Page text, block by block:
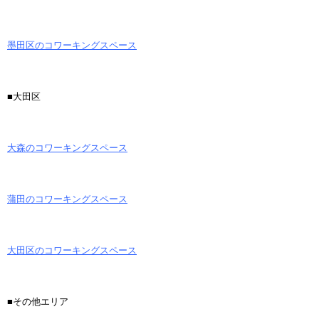
墨田区のコワーキングスペース
■大田区
大森のコワーキングスペース
蒲田のコワーキングスペース
大田区のコワーキングスペース
■その他エリア